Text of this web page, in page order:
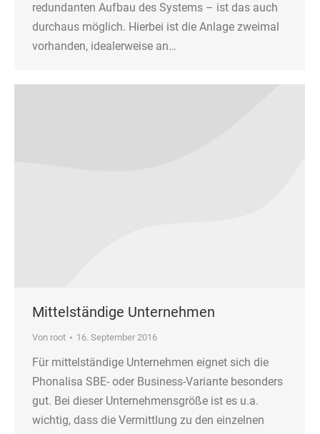
redundanten Aufbau des Systems – ist das auch
durchaus möglich. Hierbei ist die Anlage zweimal
vorhanden, idealerweise an…
Mittelständige Unternehmen
Von root 16. September 2016
Für mittelständige Unternehmen eignet sich die
Phonalisa SBE- oder Business-Variante besonders
gut. Bei dieser Unternehmensgröße ist es u.a.
wichtig, dass die Vermittlung zu den einzelnen